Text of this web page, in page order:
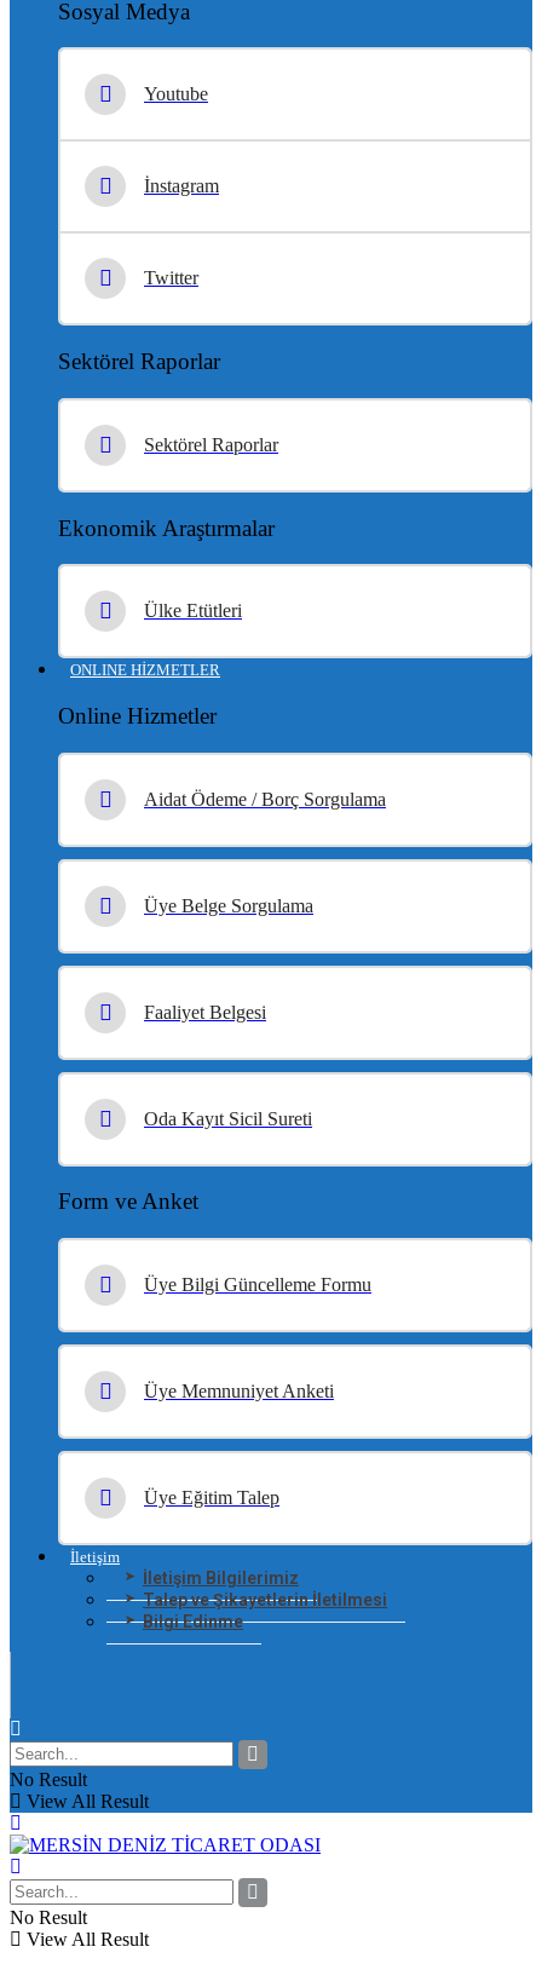
Sosyal Medya
Youtube
İnstagram
Twitter
Sektörel Raporlar
Sektörel Raporlar
Ekonomik Araştırmalar
Ülke Etütleri
ONLINE HİZMETLER
Online Hizmetler
Aidat Ödeme / Borç Sorgulama
Üye Belge Sorgulama
Faaliyet Belgesi
Oda Kayıt Sicil Sureti
Form ve Anket
Üye Bilgi Güncelleme Formu
Üye Memnuniyet Anketi
Üye Eğitim Talep
İletişim
İletişim Bilgilerimiz
Talep ve Şikayetlerin İletilmesi
Bilgi Edinme
No Result
View All Result
No Result
View All Result